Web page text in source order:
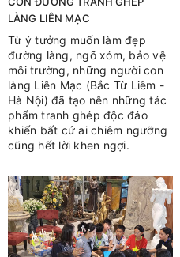
LÀNG LIÊN MẠC
Từ ý tưởng muốn làm đẹp
đường làng, ngõ xóm, bảo vệ
môi trường, những người con
làng Liên Mạc (Bắc Từ Liêm -
Hà Nội) đã tạo nên những tác
phẩm tranh ghép độc đáo
khiến bất cứ ai chiêm ngưỡng
cũng hết lời khen ngợi.